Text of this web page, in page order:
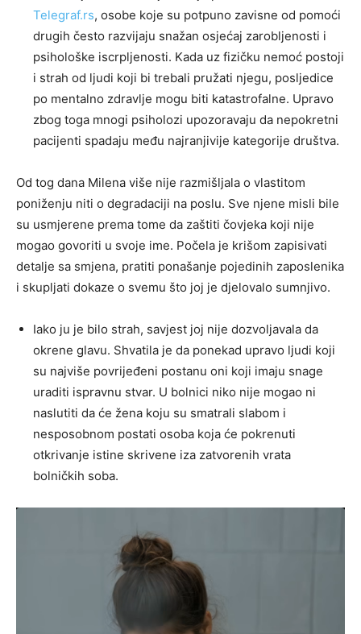
Telegraf.rs, osobe koje su potpuno zavisne od pomoći
drugih često razvijaju snažan osjećaj zarobljenosti i
psihološke iscrpljenosti. Kada uz fizičku nemoć postoji
i strah od ljudi koji bi trebali pružati njegu, posljedice
po mentalno zdravlje mogu biti katastrofalne. Upravo
zbog toga mnogi psiholozi upozoravaju da nepokretni
pacijenti spadaju među najranjivije kategorije društva.
Od tog dana Milena više nije razmišljala o vlastitom
poniženju niti o degradaciji na poslu. Sve njene misli bile
su usmjerene prema tome da zaštiti čovjeka koji nije
mogao govoriti u svoje ime. Počela je krišom zapisivati
detalje sa smjena, pratiti ponašanje pojedinih zaposlenika
i skupljati dokaze o svemu što joj je djelovalo sumnjivo.
Iako ju je bilo strah, savjest joj nije dozvoljavala da
okrene glavu. Shvatila je da ponekad upravo ljudi koji
su najviše povrijeđeni postanu oni koji imaju snage
uraditi ispravnu stvar. U bolnici niko nije mogao ni
naslutiti da će žena koju su smatrali slabom i
nesposobnom postati osoba koja će pokrenuti
otkrivanje istine skrivene iza zatvorenih vrata
bolničkih soba.